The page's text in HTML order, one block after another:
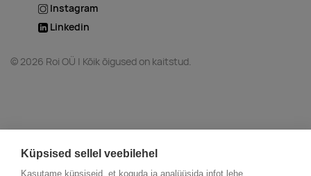
Küpsised sellel veebilehel
Kasutame küpsiseid, et koguda ja analüüsida infot lehe
Instagram
Linkedin
© 2026 Roi OÜ | Kõik õigused on kaitstud.